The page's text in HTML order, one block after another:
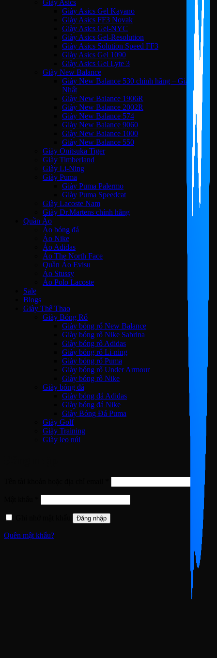
Giày Asics
Giày Asics Gel Kayano
Giày Asics FF3 Novak
Giày Asics Gel-NYC
Giày Asics Gel-Resolution
Giày Asics Solution Speed FF3
Giày Asics Gel 1090
Giày Asics Gel Lyte 3
Giày New Balance
Giày New Balance 530 chính hãng – Giá Tốt
Nhất
Giày New Balance 1906R
Giày New Balance 2002R
Giày New Balance 574
Giày New Balance 9060
Giày New Balance 1000
Giày New Balance 550
Giày Onitsuka Tiger
Giày Timberland
Giày Li-Ning
Giày Puma
Giày Puma Palermo
Giày Puma Speedcat
Giày Lacoste Nam
Giày Dr.Martens chính hãng
Quần Áo
Áo bóng đá
Áo Nike
Áo Adidas
Áo The North Face
Quần Áo Evisu
Áo Stussy
Áo Polo Lacoste
Sale
Blogs
Giày Thể Thao
Giày Bóng Rổ
Giày bóng rổ New Balance
Giày bóng rổ Nike Sabrina
Giày bóng rổ Adidas
Giày bóng rổ Li-ning
Giày bóng rổ Puma
Giày bóng rổ Under Armour
Giày bóng rổ Nike
Giày bóng đá
Giày bóng đá Adidas
Giày bóng đá Nike
Giày Bóng Đá Puma
Giày Golf
Giày Training
Giày leo núi
buộc
buộc
Đăng nhập
Quên mật khẩu?